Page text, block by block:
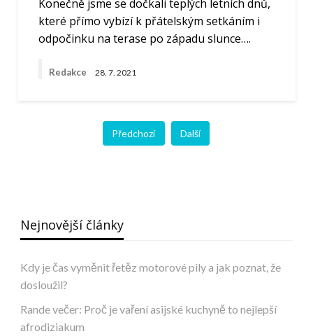
Konečně jsme se dočkali teplých letních dnů,
které přímo vybízí k přátelským setkáním i
odpočinku na terase po západu slunce….
Redakce 28. 7. 2021
Předchozí Další
Nejnovější články
Kdy je čas vyměnit řetěz motorové pily a jak poznat, že
dosloužil?
Rande večer: Proč je vaření asijské kuchyně to nejlepší
afrodiziakum